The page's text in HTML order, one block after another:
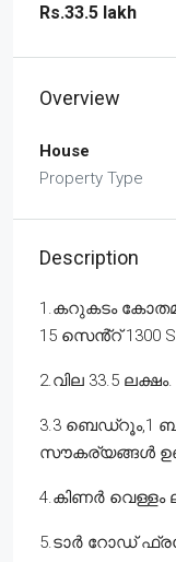
Rs.33.5 lakh
Overview
House
Property Type
Description
1.കറുകടം
15 സെൻ്റ് 1300
2.വില 33.5 ലക്ഷം.
3.3 ബെഡ്റൂം,1
സൗകര്യങ്ങൾ
4.കിണർ
5.ടാർ റോഡ്